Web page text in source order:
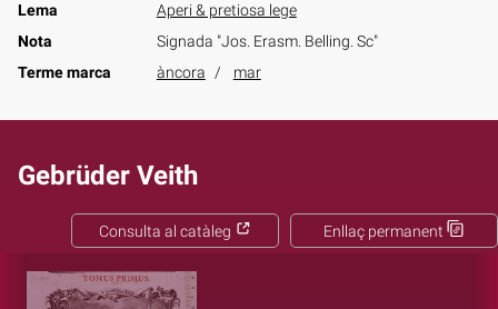
Lema
Aperi & pretiosa lege
Nota
Signada "Jos. Erasm. Belling. Sc"
Terme marca
àncora mar
Gebrüder Veith
Enllaç permanent
Consulta al catàleg